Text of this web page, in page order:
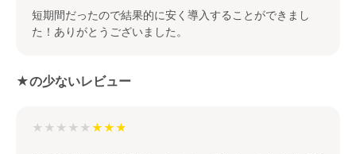
短期間だったので結果的に安く導入することができまし
た！ありがとうございました。
★の少ないレビュー
★★★★★